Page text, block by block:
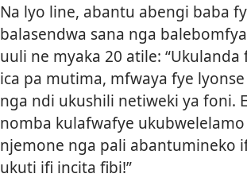
Na lyo line, abantu abengi baba
balasendwa sana nga
uuli ne myaka 20 atile:
ica pa mutima, mfwaya fye
nga ndi ukushili netiweki ya foni.
nomba kulafwafye
njemone nga pali abantumineko
ukuti ifi incita fibi!”